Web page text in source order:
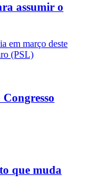
assumir o
em março deste
(PSL)
que muda